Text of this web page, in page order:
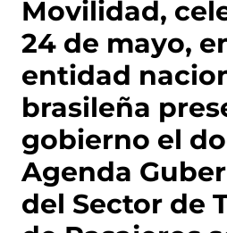
Movilidad,
24 de mayo,
entidad
brasileña
gobierno el
Agenda
del Sector de